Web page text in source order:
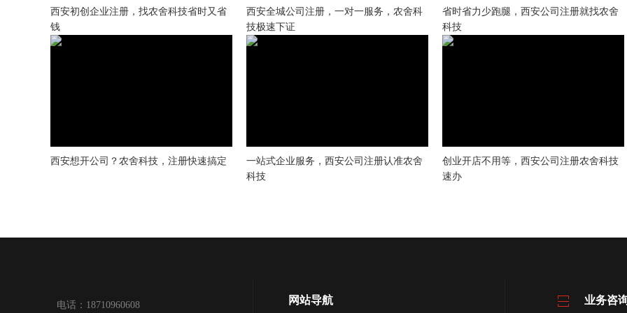
西安初创企业注册，找农舍科技省时又省
钱
西安全城公司注册，一对一服务，农舍科
技极速下证
省时省力少跑腿，西安公司注册就找农舍
科技
西安想开公司？农舍科技，注册快速搞定
一站式企业服务，西安公司注册认准农舍
科技
创业开店不用等，西安公司注册农舍科技
速办
电话：18710960608 网站导航 业务咨